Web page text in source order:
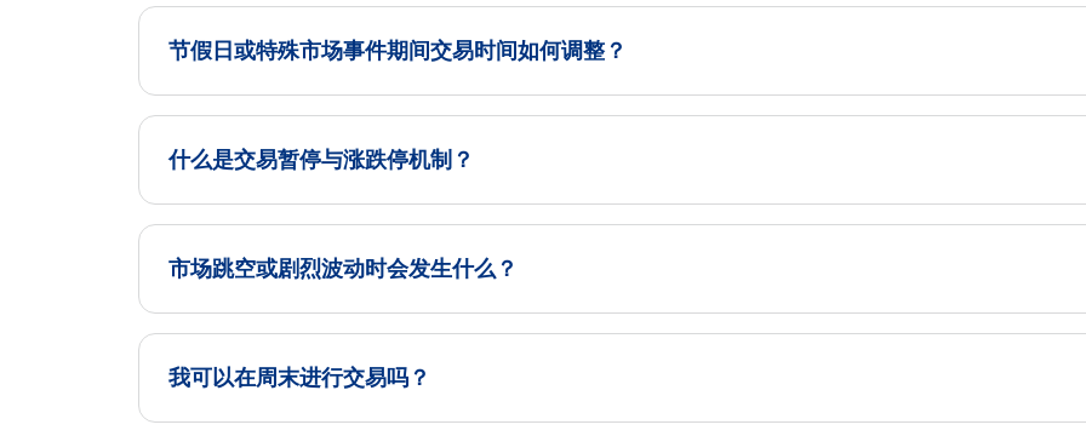
节假日或特殊市场事件期间交易时间如何调整？
什么是交易暂停与涨跌停机制？
市场跳空或剧烈波动时会发生什么？
我可以在周末进行交易吗？